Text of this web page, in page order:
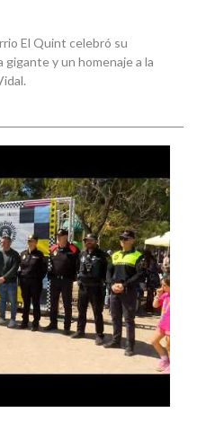
El Quint celebró su
gigante y un homenaje a la